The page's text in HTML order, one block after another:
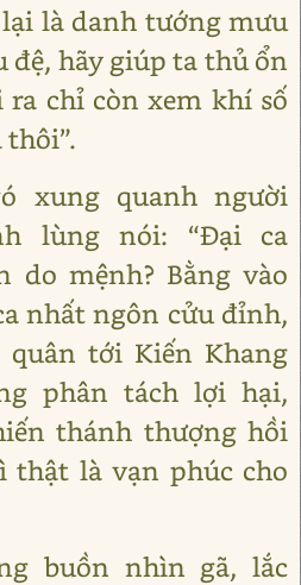
là danh tướng mưu
đệ, hãy giúp ta thủ ổn
ra chỉ còn xem khí số
thôi”.
xung quanh người
lùng nói: “Đại ca
do mệnh? Bằng vào
nhất ngôn cửu đỉnh,
tới Kiến Khang
phân tách lợi hại,
thánh thượng hồi
thật là vạn phúc cho
buồn nhìn gã, lắc